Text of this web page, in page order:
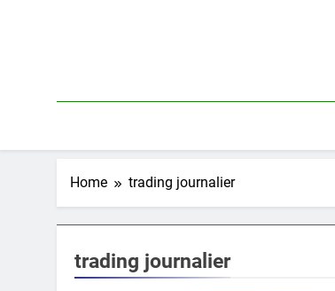
Home trading journalier
trading journalier